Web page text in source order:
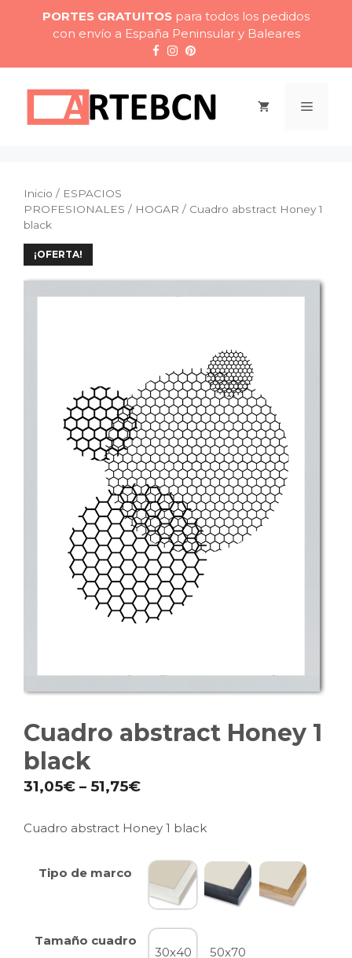
contenido
PORTES GRATUITOS para todos los pedidos
con envío a España Peninsular y Baleares
Menú
Inicio / ESPACIOS
PROFESIONALES / HOGAR / Cuadro abstract Honey 1
black
¡OFERTA!
Cuadro abstract Honey 1
black
31,05€ – 51,75€
Cuadro abstract Honey 1 black
Tipo de marco
Tamaño cuadro
30x40 50x70